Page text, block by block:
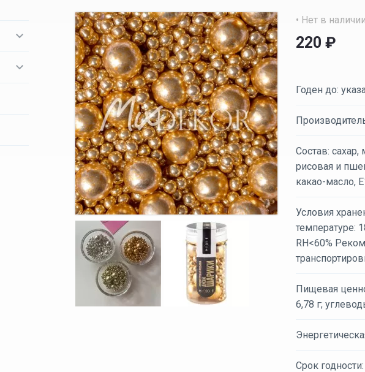
• Нет в наличии
220 ₽
Годен до:
Состав:
рисовая и
какао-масло,
Условия
температуре:
RH<60%
Пищевая
6,78 г;
Срок